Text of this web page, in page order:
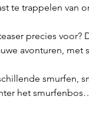
te trappelen van
precies
avonturen,
smurfen,
het